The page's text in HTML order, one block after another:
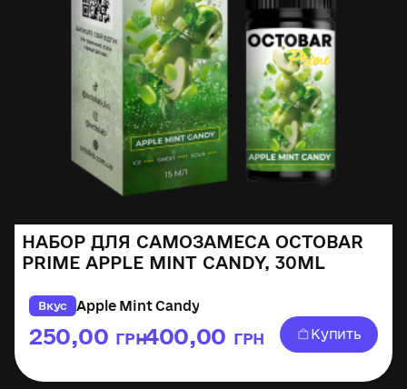
НАБОР ДЛЯ САМОЗАМЕСА OCTOBAR
PRIME APPLE MINT CANDY, 30ML
Вкус Apple Mint Candy
250,00 ГРН
–400,00 ГРН Купить